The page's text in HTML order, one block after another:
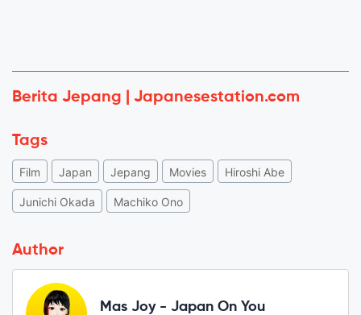
Berita Jepang | Japanesestation.com
Tags
Film Japan Jepang Movies Hiroshi Abe
Junichi Okada Machiko Ono
Author
Mas Joy - Japan On You